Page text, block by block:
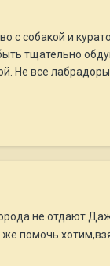
с собакой и
тщательно
Не все
не
помочь